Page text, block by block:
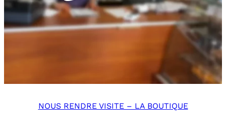
NOUS RENDRE VISITE – LA BOUTIQUE